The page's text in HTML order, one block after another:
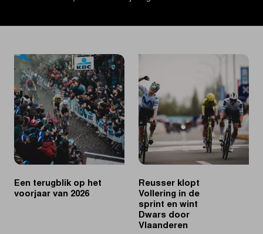
Een terugblik op het
voorjaar van 2026
Reusser klopt
Vollering in de
sprint en wint
Dwars door
Vlaanderen